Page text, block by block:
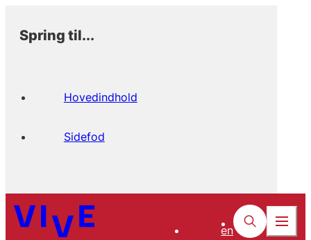
Spring til...
Hovedindhold
Sidefod
en